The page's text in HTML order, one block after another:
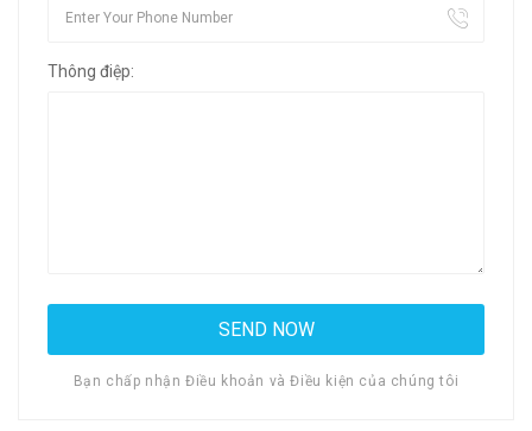
Thông điệp:
Bạn chấp nhận Điều khoản và Điều kiện của chúng tôi